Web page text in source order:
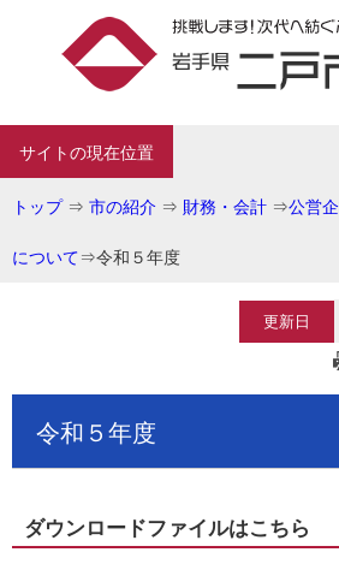
サイトの現在位置
トップ⇒ 市の紹介 ⇒ 財務・会計 ⇒公営
について⇒令和５年度
更新日
令和５年度
ダウンロードファイルはこちら